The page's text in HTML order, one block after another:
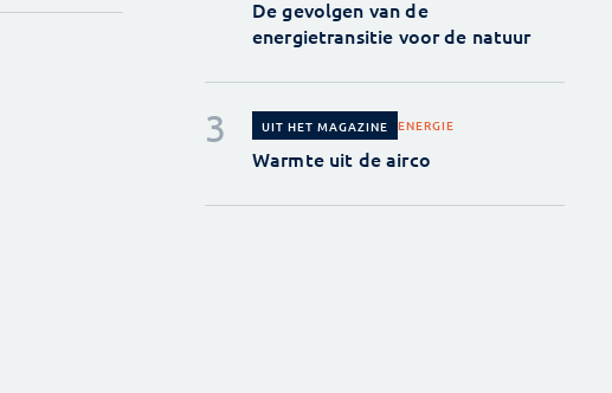
De gevolgen van de
energietransitie voor de natuur
UIT HET MAGAZINE ENERGIE
Warmte uit de airco